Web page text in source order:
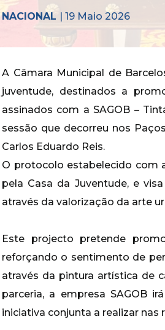
NACIONAL | 19 Maio 2026
A Câmara Municipal de
juventude, destinados a
assinados com a SAGOB –
sessão que decorreu nos
Carlos Eduardo Reis.
O protocolo estabelecido com
pela Casa da Juventude, e
através da valorização da arte
Este projecto pretende
reforçando o sentimento de
através da pintura artística de
parceria, a empresa SAGOB
iniciativa conjunta a realizar nas